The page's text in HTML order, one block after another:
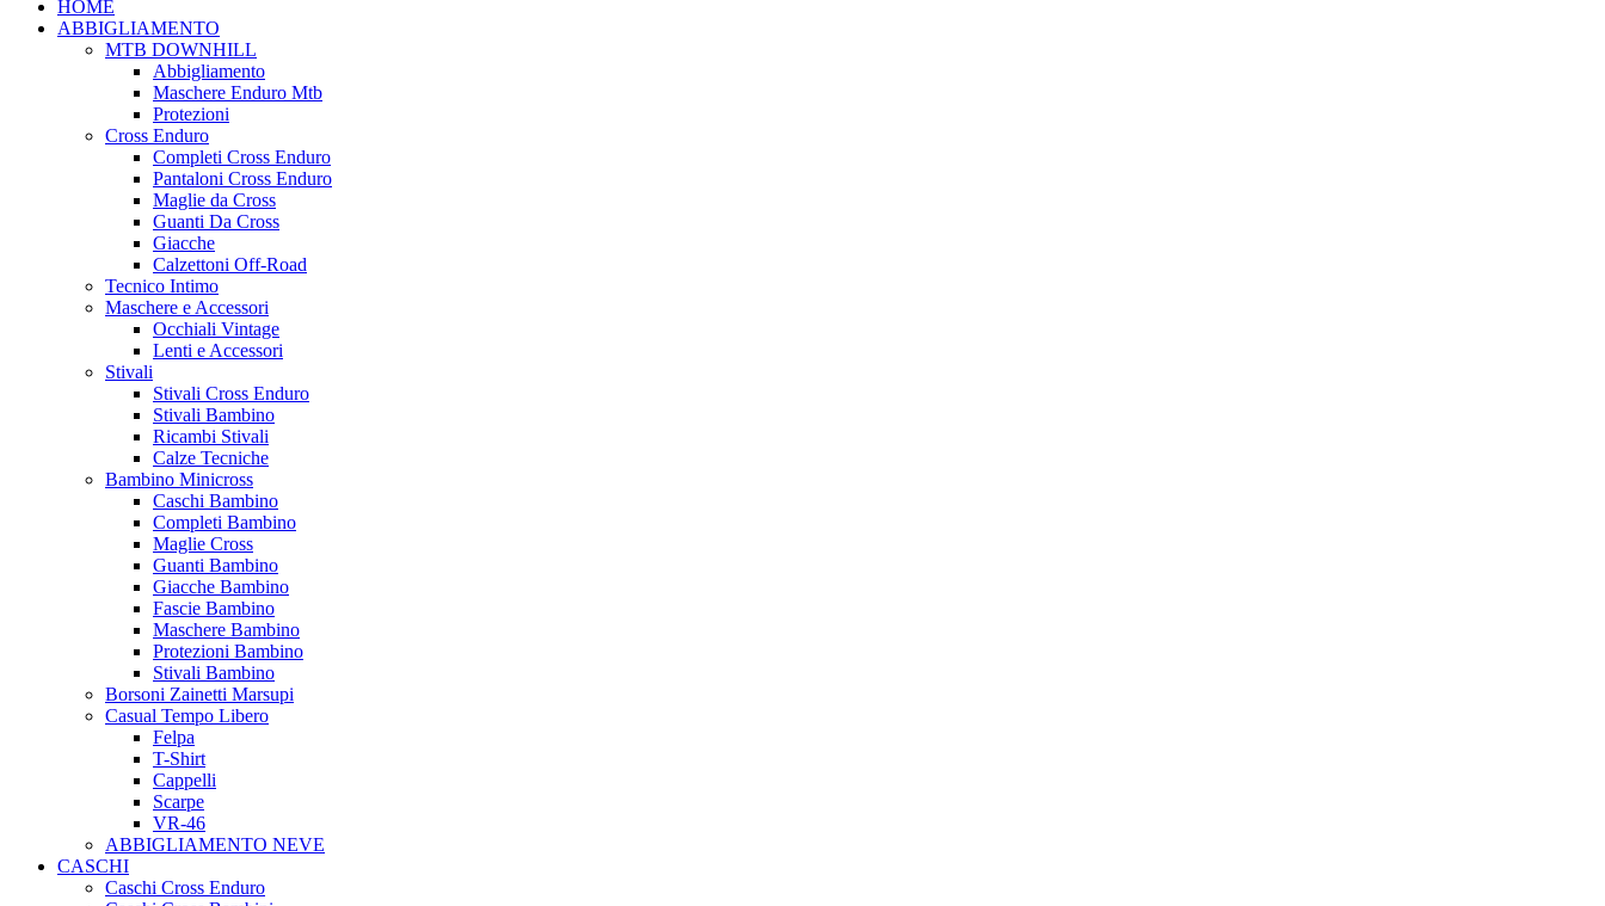
HOME
ABBIGLIAMENTO
MTB DOWNHILL
Abbigliamento
Maschere Enduro Mtb
Protezioni
Cross Enduro
Completi Cross Enduro
Pantaloni Cross Enduro
Maglie da Cross
Guanti Da Cross
Giacche
Calzettoni Off-Road
Tecnico Intimo
Maschere e Accessori
Occhiali Vintage
Lenti e Accessori
Stivali
Stivali Cross Enduro
Stivali Bambino
Ricambi Stivali
Calze Tecniche
Bambino Minicross
Caschi Bambino
Completi Bambino
Maglie Cross
Guanti Bambino
Giacche Bambino
Fascie Bambino
Maschere Bambino
Protezioni Bambino
Stivali Bambino
Borsoni Zainetti Marsupi
Casual Tempo Libero
Felpa
T-Shirt
Cappelli
Scarpe
VR-46
ABBIGLIAMENTO NEVE
CASCHI
Caschi Cross Enduro